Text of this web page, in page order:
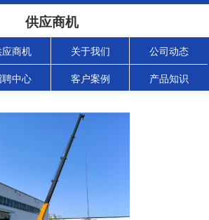
供应商机
应商机 关于我们 公司动态
聘中心 客户案例 产品知识